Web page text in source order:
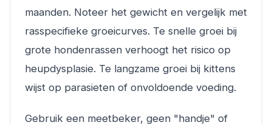
maanden. Noteer het gewicht en vergelijk met
rasspecifieke groeicurves. Te snelle groei bij
grote hondenrassen verhoogt het risico op
heupdysplasie. Te langzame groei bij kittens
wijst op parasieten of onvoldoende voeding.
Gebruik een meetbeker, geen "handje" of